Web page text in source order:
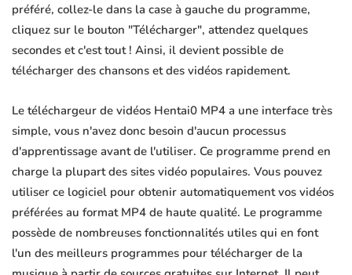
préféré, collez-le dans la case à gauche du programme,
cliquez sur le bouton "Télécharger", attendez quelques
secondes et c'est tout ! Ainsi, il devient possible de
télécharger des chansons et des vidéos rapidement.
Le téléchargeur de vidéos Hentai0 MP4 a une interface très
simple, vous n'avez donc besoin d'aucun processus
d'apprentissage avant de l'utiliser. Ce programme prend en
charge la plupart des sites vidéo populaires. Vous pouvez
utiliser ce logiciel pour obtenir automatiquement vos vidéos
préférées au format MP4 de haute qualité. Le programme
possède de nombreuses fonctionnalités utiles qui en font
l'un des meilleurs programmes pour télécharger de la